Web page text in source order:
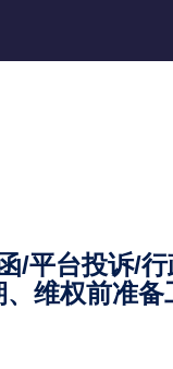
/平台投诉/
维权前准备